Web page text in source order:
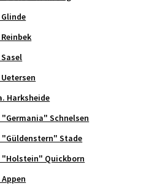
Glinde
Reinbek
Sasel
Uetersen
Harksheide
"Germania" Schnelsen
"Güldenstern" Stade
"Holstein" Quickborn
Appen